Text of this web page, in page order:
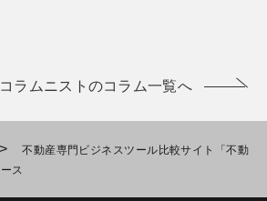
ラムニストのコラム一覧へ
>
不動産専門ビジネスツール比較サイト「不動
ス